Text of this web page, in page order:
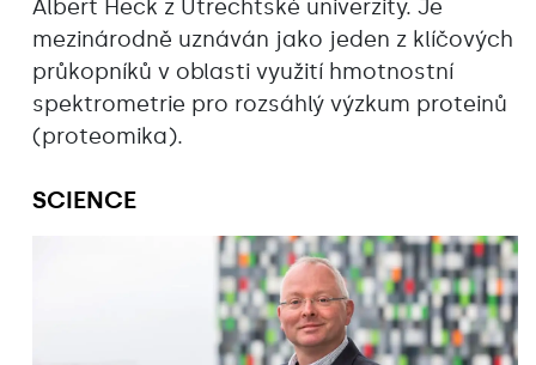
Albert Heck z Utrechtské univerzity. Je
mezinárodně uznáván jako jeden z klíčových
průkopníků v oblasti využití hmotnostní
spektrometrie pro rozsáhlý výzkum proteinů
(proteomika).
SCIENCE